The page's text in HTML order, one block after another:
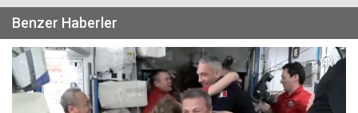
Benzer Haberler